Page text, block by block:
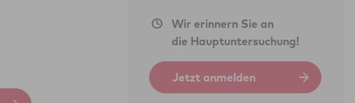
Wir erinnern Sie an
die Hauptuntersuchung!
Jetzt anmelden